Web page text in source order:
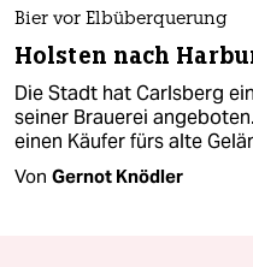
Bier vor Elbüberquerung
Holsten nach
Die Stadt hat Carlsberg
seiner Brauerei
einen Käufer fürs alte
Von Gernot Knödler